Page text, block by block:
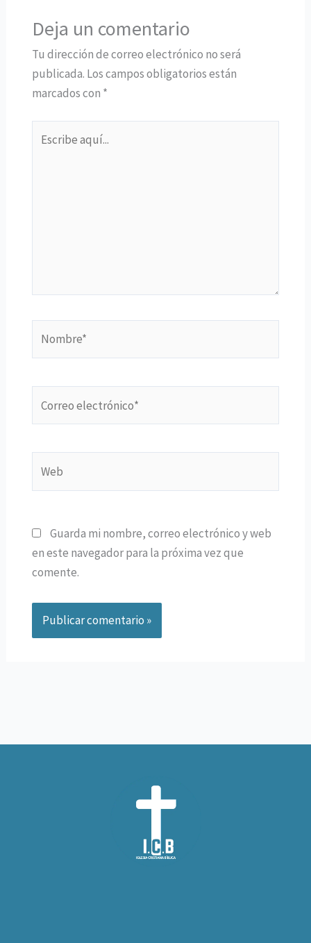
Deja un comentario
Tu dirección de correo electrónico no será
publicada. Los campos obligatorios están
marcados con *
aquí...
electrónico*
Guarda mi nombre, correo electrónico y web
en este navegador para la próxima vez que
comente.